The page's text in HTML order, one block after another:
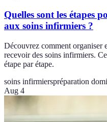
Quelles sont les étapes
aux soins infirmiers ?
Découvrez comment organiser
recevoir des soins infirmiers.
étape par étape.
soins infirmierspréparation
Aug 4